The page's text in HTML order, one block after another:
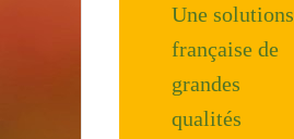
Une solutions
française de
grandes
qualités